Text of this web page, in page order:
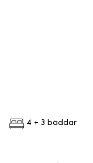
4 + 3 bäddar